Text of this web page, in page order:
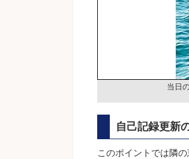
当日
自己記録更新
このポイントでは隣